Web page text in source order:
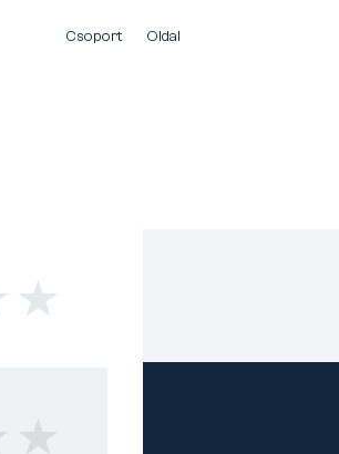
Csoport Oldal